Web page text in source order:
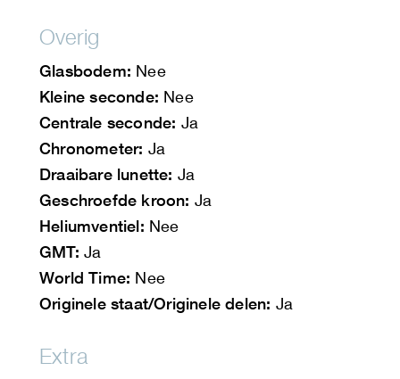
Overig
Glasbodem: Nee
Kleine seconde: Nee
Centrale seconde: Ja
Chronometer: Ja
Draaibare lunette: Ja
Geschroefde kroon: Ja
Heliumventiel: Nee
GMT: Ja
World Time: Nee
Originele staat/Originele delen: Ja
Extra